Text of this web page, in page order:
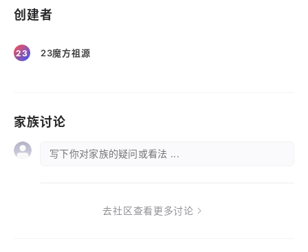
创建者
23 23魔方祖源
家族讨论
写下你对家族的疑问或看法 ...
去社区查看更多讨论